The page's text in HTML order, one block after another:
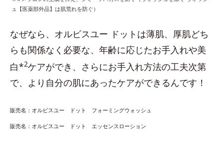
ュ【医薬部外品】は肌荒れを防ぐ）
なぜなら、オルビスユー ドットは薄肌、厚肌どち
らも関係なく必要な、年齢に応じたお手入れや美
白*2ケアができ、さらにお手入れ方法の工夫次第
で、より自分の肌にあったケアができるんです！
販売名：オルビスユー ドット フォーミングウォッシュ
販売名：オルビスユー ドット エッセンスローション